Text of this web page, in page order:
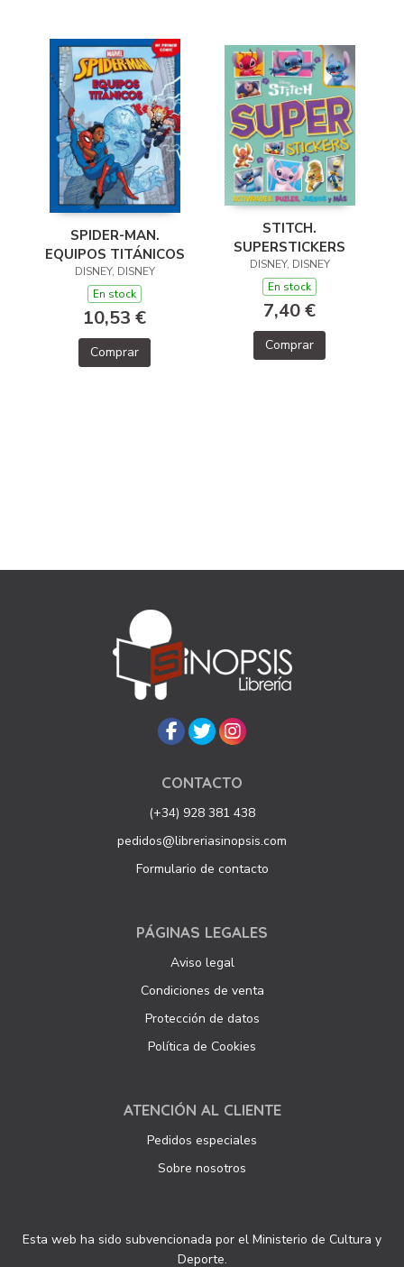
SPIDER-MAN.
EQUIPOS TITÁNICOS
DISNEY, DISNEY
En stock
10,53 €
Comprar
STITCH.
SUPERSTICKERS
DISNEY, DISNEY
En stock
7,40 €
Comprar
CONTACTO
(+34) 928 381 438
pedidos@libreriasinopsis.com
Formulario de contacto
PÁGINAS LEGALES
Aviso legal
Condiciones de venta
Protección de datos
Política de Cookies
ATENCIÓN AL CLIENTE
Pedidos especiales
Sobre nosotros
Esta web ha sido subvencionada por el Ministerio de Cultura y
Deporte.